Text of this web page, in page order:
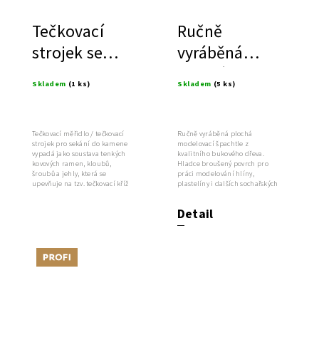
Tečkovací
strojek se
Skladem (1 ks)
Tečkovací měřidlo / tečkovací
strojek pro sekání do kamene
vypadá jako soustava tenkých
kovových ramen, kloubů,
šroubů a jehly, která se
upevňuje na tzv. tečkovací kříž
Ručně
vyráběná
plochá
bukového
dřeva
Skladem (5 ks)
Detail
Ručně vyráběná plochá
modelovací špachtle z
kvalitního bukového dřeva.
Hladce broušený povrch pro
práci modelování hlíny,
plastelíny i dalších sochařských
Tip